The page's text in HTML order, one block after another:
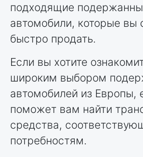
подходящие
автомобили, которые вы
быстро продать.
Если вы хотите
широким выбором
автомобилей из Европы,
поможет вам найти
средства,
потребностям.